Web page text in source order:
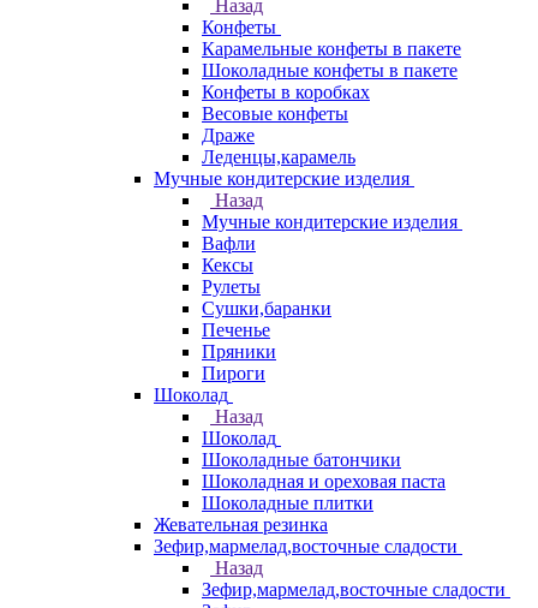
Назад
Конфеты
Карамельные конфеты в пакете
Шоколадные конфеты в пакете
Конфеты в коробках
Весовые конфеты
Драже
Леденцы,карамель
Мучные кондитерские изделия
Назад
Мучные кондитерские изделия
Вафли
Кексы
Рулеты
Сушки,баранки
Печенье
Пряники
Пироги
Шоколад
Назад
Шоколад
Шоколадные батончики
Шоколадная и ореховая паста
Шоколадные плитки
Жевательная резинка
Зефир,мармелад,восточные сладости
Назад
Зефир,мармелад,восточные сладости